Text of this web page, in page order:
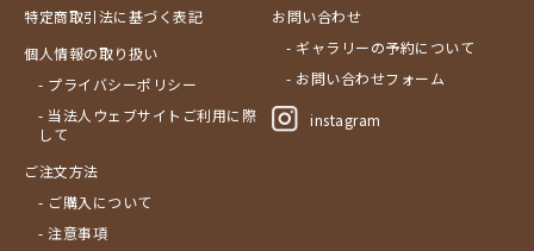
特定商取引法に基づく表記
個人情報の取り扱い
- プライバシーポリシー
- 当法人ウェブサイトご利用に際
して
ご注文方法
- ご購入について
- 注意事項
お問い合わせ
- ギャラリーの予約について
- お問い合わせフォーム
instagram